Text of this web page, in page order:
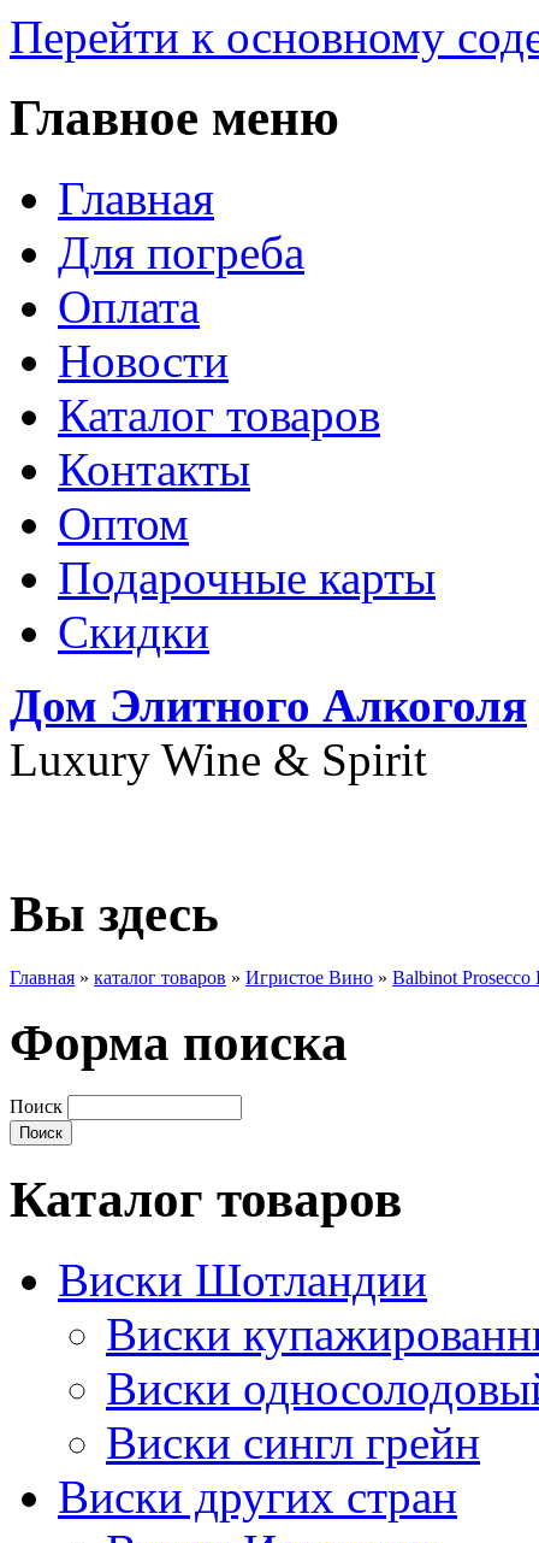
Перейти к основному
Главное меню
Главная
Для погреба
Оплата
Новости
Каталог товаров
Контакты
Оптом
Подарочные карты
Скидки
Дом Элитного Алкоголя
Luxury Wine & Spirit
Вы здесь
Главная » каталог товаров » Игристое Вино » Balbinot
Форма поиска
Поиск
Каталог товаров
Виски Шотландии
Виски
Виски
Виски сингл грейн
Виски других стран